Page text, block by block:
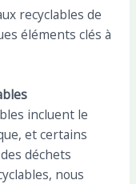
recyclables de
éléments clés à
incluent le
et certains
déchets
nous